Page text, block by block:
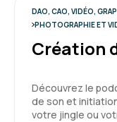
DAO, CAO, VIDÉO,
PHOTOGRAPHIE ET
Création
Découvrez le
de son et
votre jingle ou